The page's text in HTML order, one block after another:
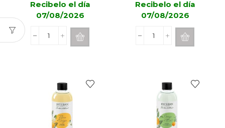
Recibelo el día
07/08/2026
Recarga
Mikado
Coton
250ml
cantidad
Recibelo el día
07/08/2026
Recarga
Mikado
´Ete
250ml
cantidad